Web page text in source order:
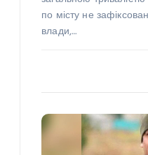
по місту не
влади,…